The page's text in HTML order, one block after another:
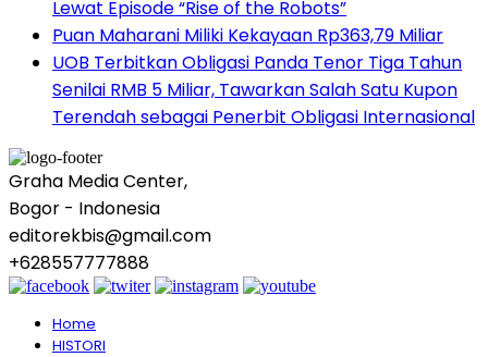
Lewat Episode “Rise of the Robots”
Puan Maharani Miliki Kekayaan Rp363,79 Miliar
UOB Terbitkan Obligasi Panda Tenor Tiga Tahun
Senilai RMB 5 Miliar, Tawarkan Salah Satu Kupon
Terendah sebagai Penerbit Obligasi Internasional
Graha Media Center,
Bogor - Indonesia
editorekbis@gmail.com
+628557777888
Home
HISTORI